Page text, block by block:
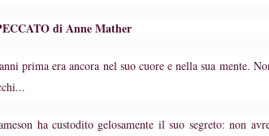
di Anne Mather
prima era ancora nel suo cuore e nella sua mente.
ha custodito gelosamente il suo segreto: non